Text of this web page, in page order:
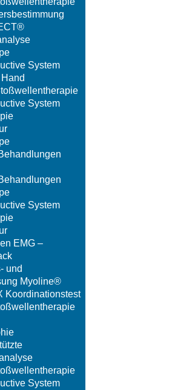
System
System
System
EMG –
und
Myoline®
Koordinationstest
System